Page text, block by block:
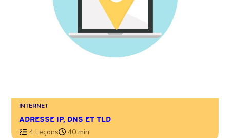
INTERNET
ADRESSE IP, DNS ET TLD
4 Leçons 40 min